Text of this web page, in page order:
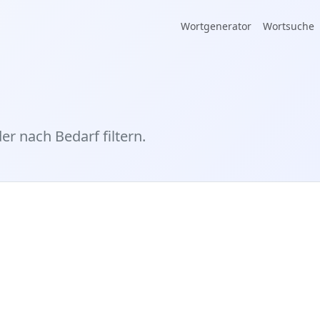
Wortgenerator Wortsuche
nach Bedarf filtern.